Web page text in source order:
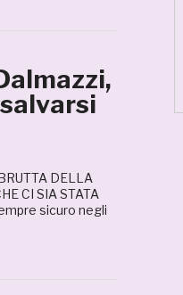
DELLA
CI SIA STATA
sicuro negli